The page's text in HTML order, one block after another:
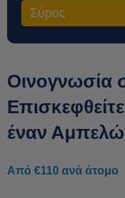
Σύρος
Οινογνωσία
έναν
Από €110 ανά άτομο